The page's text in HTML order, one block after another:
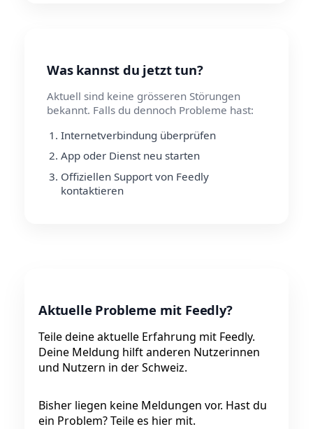
Was kannst du jetzt tun?
Aktuell sind keine grösseren Störungen
bekannt. Falls du dennoch Probleme hast:
Internetverbindung überprüfen
App oder Dienst neu starten
Offiziellen Support von Feedly
kontaktieren
Aktuelle Probleme mit Feedly?
Teile deine aktuelle Erfahrung mit Feedly.
Deine Meldung hilft anderen Nutzerinnen
und Nutzern in der Schweiz.
Bisher liegen keine Meldungen vor. Hast du
ein Problem? Teile es hier mit.